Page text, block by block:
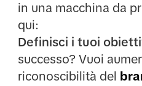
in una macchina da
qui:
Definisci i tuoi
successo? Vuoi
riconoscibilità del